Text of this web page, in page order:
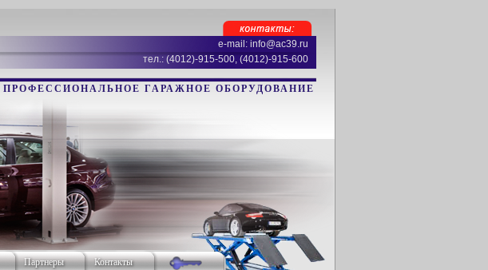
e-mail: info@ac39.ru
тел.: (4012)-915-500, (4012)-915-600
ПРОФЕССИОНАЛЬНОЕ ГАРАЖНОЕ ОБОРУДОВАНИЕ
Партнеры Контакты